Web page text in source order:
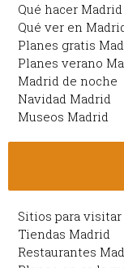
Qué hacer Madrid
Qué ver en
Planes gratis
Planes verano
Madrid de noche
Navidad Madrid
Museos Madrid
Sitios para
Tiendas Madrid
Restaurantes